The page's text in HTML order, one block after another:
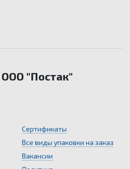
ООО "Постак"
Сертификаты
Все виды упаковки на заказ
Вакансии